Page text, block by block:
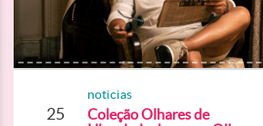
25
noticias
Coleção Olhares de